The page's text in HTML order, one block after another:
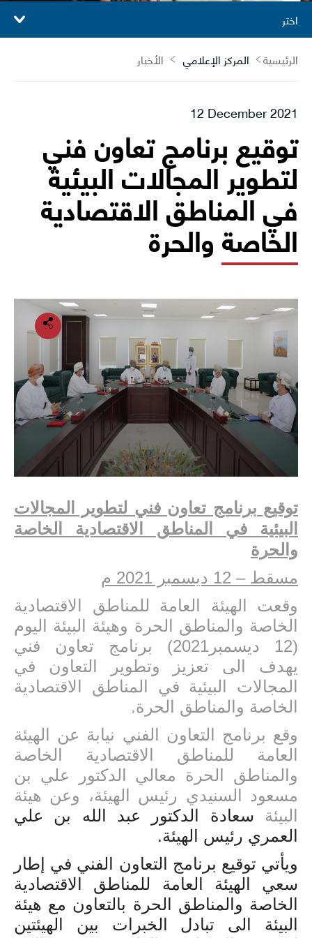
اختر
الرئيسية
المركز الإعلامي الأخبار
12 December 2021
توقيع برنامج تعاون فني
لتطوير المجالات البيئية
في المناطق الاقتصادية
الخاصة والحرة
توقيع برنامج تعاون فني لتطوير المجالات
البيئية في المناطق الاقتصادية الخاصة
والحرة
مسقط – 12 ديسمبر 2021 م
وقعت الهيئة العامة للمناطق الاقتصادية
الخاصة والمناطق الحرة وهيئة البيئة اليوم
(12 ديسمبر2021) برنامج تعاون فني
يهدف الى تعزيز وتطوير التعاون في
المجالات البيئية في المناطق الاقتصادية
الخاصة والمناطق الحرة.
وقع برنامج التعاون الفني نيابة عن الهيئة
العامة للمناطق الاقتصادية الخاصة
والمناطق الحرة معالي الدكتور علي بن
مسعود السنيدي رئيس الهيئة، وعن هيئة
البيئة سعادة
لدكتور عبد الله بن علي
العمري رئيس الهيئة.
ويأتي توقيع برنامج التعاون الفني في إطار
سعي الهيئة العامة للمناطق الاقتصادية
الخاصة والمناطق الحرة بالتعاون مع هيئة
البيئة الى تبادل الخبرات بين الهيئتين